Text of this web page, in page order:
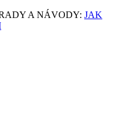
RADY A NÁVODY: JAK